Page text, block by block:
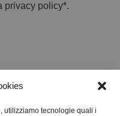
utilizziamo tecnologie quali i
privacy policy*.